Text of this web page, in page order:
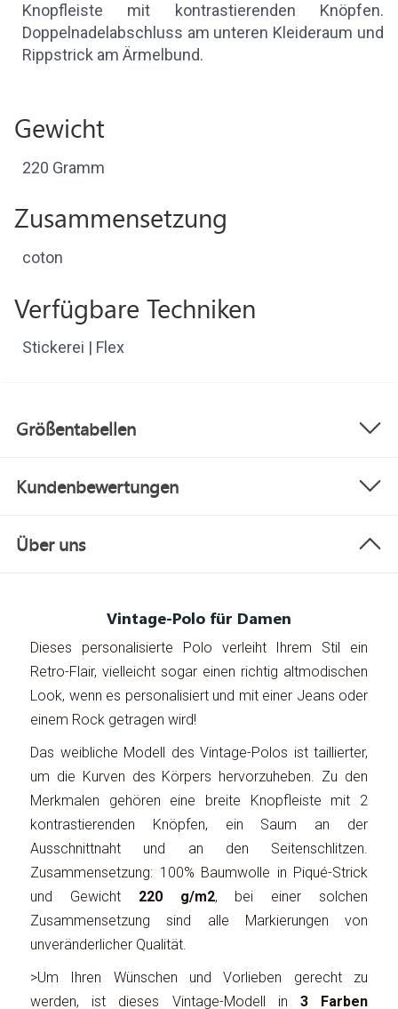
Knopfleiste mit kontrastierenden Knöpfen.
Doppelnadelabschluss am unteren Kleideraum und
Rippstrick am Ärmelbund.
Gewicht
220 Gramm
Zusammensetzung
coton
Verfügbare Techniken
Stickerei | Flex
Größentabellen
Kundenbewertungen
Über uns
Vintage-Polo für Damen
Dieses personalisierte Polo verleiht Ihrem Stil ein
Retro-Flair, vielleicht sogar einen richtig altmodischen
Look, wenn es personalisiert und mit einer Jeans oder
einem Rock getragen wird!
Das weibliche Modell des Vintage-Polos ist taillierter,
um die Kurven des Körpers hervorzuheben. Zu den
Merkmalen gehören eine breite Knopfleiste mit 2
kontrastierenden Knöpfen, ein Saum an der
Ausschnittnaht und an den Seitenschlitzen.
Zusammensetzung: 100% Baumwolle in Piqué-Strick
und Gewicht 220 g/m2, bei einer solchen
Zusammensetzung sind alle Markierungen von
unveränderlicher Qualität.
>Um Ihren Wünschen und Vorlieben gerecht zu
werden, ist dieses Vintage-Modell in 3 Farben